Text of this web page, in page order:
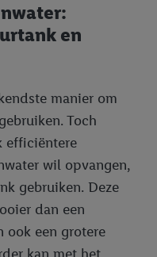
en
manier om
Toch
efficiëntere
wil opvangen,
gebruiken. Deze
dan een
ook een grotere